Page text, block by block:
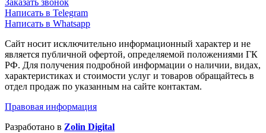
Заказать звонок
Написать в Telegram
Написать в Whatsapp
Сайт носит исключительно информационный характер и не
является публичной офертой, определяемой положениями ГК
РФ. Для получения подробной информации о наличии, видах,
характеристиках и стоимости услуг и товаров обращайтесь в
отдел продаж по указанным на сайте контактам.
Правовая информация
Разработано в Zolin Digital